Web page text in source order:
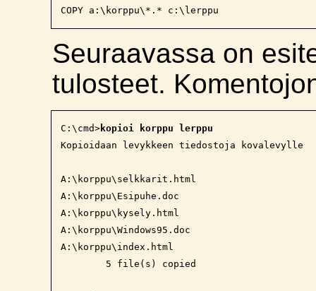
COPY a:\korppu\*.* c:\lerppu
Seuraavassa on
tulosteet.
C:\cmd>kopioi korppu lerppu
Kopioidaan levykkeen tiedostoja kovalevylle
A:\korppu\selkkarit.html
A:\korppu\Esipuhe.doc
A:\korppu\kysely.html
A:\korppu\Windows95.doc
A:\korppu\index.html
        5 file(s) copied